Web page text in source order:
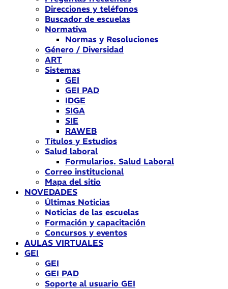
Direcciones y teléfonos
Buscador de escuelas
Normativa
Normas y Resoluciones
Género / Diversidad
ART
Sistemas
GEI
GEI PAD
IDGE
SIGA
SIE
RAWEB
Títulos y Estudios
Salud laboral
Formularios. Salud Laboral
Correo institucional
Mapa del sitio
NOVEDADES
Últimas Noticias
Noticias de las escuelas
Formación y capacitación
Concursos y eventos
AULAS VIRTUALES
GEI
GEI
GEI PAD
Soporte al usuario GEI